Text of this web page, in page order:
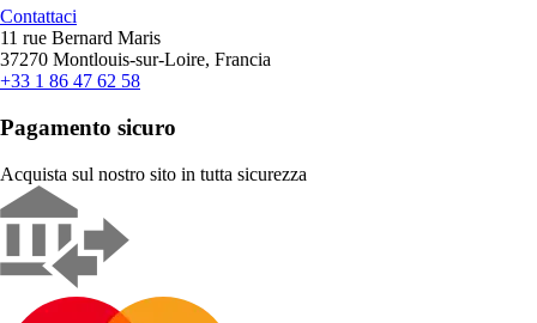
Contattaci
11 rue Bernard Maris
37270 Montlouis-sur-Loire, Francia
+33 1 86 47 62 58
Pagamento sicuro
Acquista sul nostro sito in tutta sicurezza